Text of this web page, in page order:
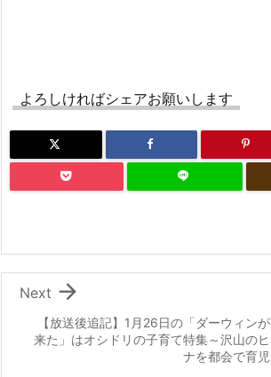
よろしければシェアお願いします
【放送後追記】1月26日の「ダーウィンが
来た」はオシドリの子育て特集～沢山のヒ
ナを都会で育児

Next